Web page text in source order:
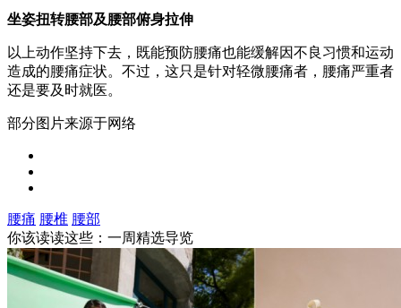
坐姿扭转腰部及腰部俯身拉伸
以上动作坚持下去，既能预防腰痛也能缓解因不良习惯和运动
造成的腰痛症状。不过，这只是针对轻微腰痛者，腰痛严重者
还是要及时就医。
部分图片来源于网络
腰痛 腰椎 腰部
你该读读这些：一周精选导览